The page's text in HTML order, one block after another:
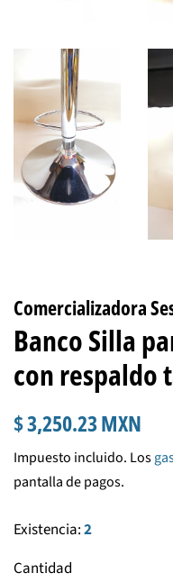
Comercializadora
Banco Silla
con respaldo
Precio
$ 3,250.23 MXN
venta
Impuesto incluido. Los
pantalla de pagos.
Existencia:2
Cantidad